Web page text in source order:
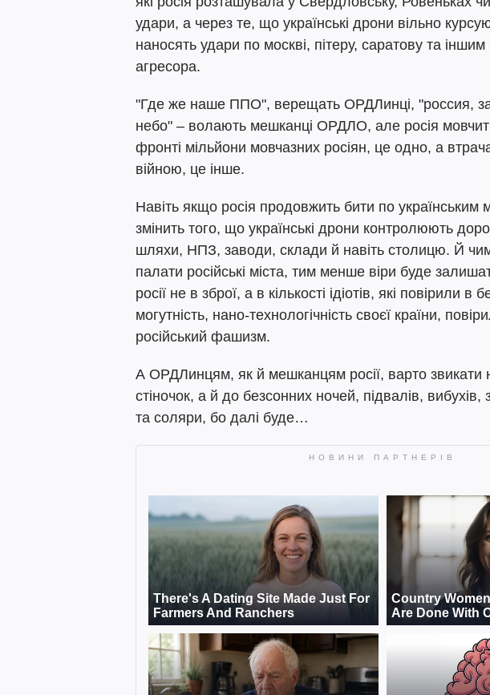
удари, а через те, що українські дрони вільно
наносять удари по москві, пітеру, саратову та іншим
агресора.
"Где же наше ППО", верещать ОРДЛинці, "россия,
небо" – волають мешканці ОРДЛО, але росія
фронті мільйони мовчазних росіян, це одно, а
війною, це інше.
Навіть якщо росія продовжить бити по українським
змінить того, що українські дрони контролюють
шляхи, НПЗ, заводи, склади й навіть столицю. Й
палати російські міста, тим менше віри буде
росії не в зброї, а в кількості ідіотів, які повірили в
могутність, нано-технологічність своєї країни,
російський фашизм.
А ОРДЛинцям, як й мешканцям росії, варто звикати
стіночок, а й до безсонних ночей, підвалів, вибухів,
та соляри, бо далі буде…